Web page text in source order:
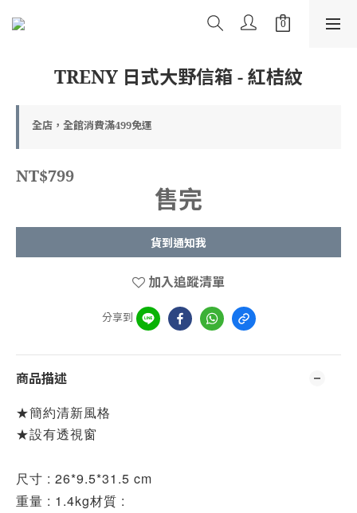
TRENY 日式大野信箱 - 紅桔紋
全店，全館消費滿499免運
NT$799
售完
貨到通知我
加入追蹤清單
分享到
商品描述
★簡約清新風格
★設有透視窗
尺寸 : 26*9.5*31.5 cm
重量 : 1.4kg材質 :